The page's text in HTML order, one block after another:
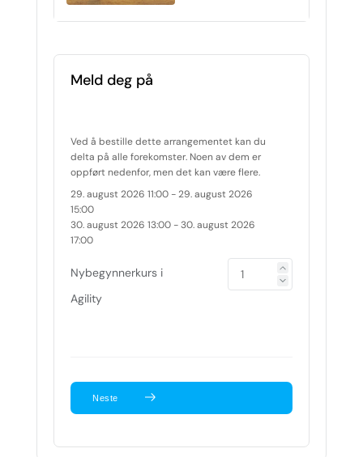
Meld deg på
Ved å bestille dette arrangementet kan du
delta på alle forekomster. Noen av dem er
oppført nedenfor, men det kan være flere.
29. august 2026 11:00 - 29. august 2026
15:00
30. august 2026 13:00 - 30. august 2026
17:00
Nybegynnerkurs i
Agility
Neste